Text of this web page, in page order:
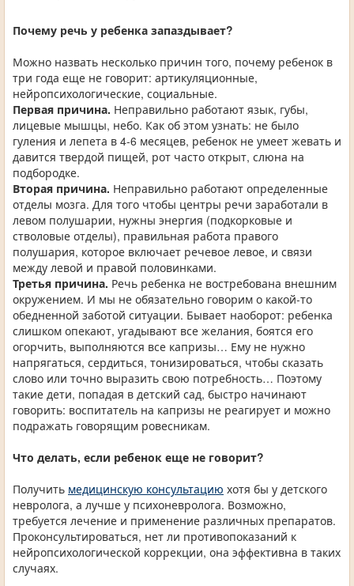
Почему речь у ребенка запаздывает?
Можно назвать несколько причин того, почему ребенок в
три года еще не говорит: артикуляционные,
нейропсихологические, социальные.
Первая причина. Неправильно работают язык, губы,
лицевые мышцы, небо. Как об этом узнать: не было
гуления и лепета в 4-6 месяцев, ребенок не умеет жевать и
давится твердой пищей, рот часто открыт, слюна на
подбородке.
Вторая причина. Неправильно работают определенные
отделы мозга. Для того чтобы центры речи заработали в
левом полушарии, нужны энергия (подкорковые и
стволовые отделы), правильная работа правого
полушария, которое включает речевое левое, и связи
между левой и правой половинками.
Третья причина. Речь ребенка не востребована внешним
окружением. И мы не обязательно говорим о какой-то
обедненной заботой ситуации. Бывает наоборот: ребенка
слишком опекают, угадывают все желания, боятся его
огорчить, выполняются все капризы… Ему не нужно
напрягаться, сердиться, тонизироваться, чтобы сказать
слово или точно выразить свою потребность… Поэтому
такие дети, попадая в детский сад, быстро начинают
говорить: воспитатель на капризы не реагирует и можно
подражать говорящим ровесникам.
Что делать, если ребенок еще не говорит?
Получить медицинскую консультацию хотя бы у детского
невролога, а лучше у психоневролога. Возможно,
требуется лечение и применение различных препаратов.
Проконсультироваться, нет ли противопоказаний к
нейропсихологической коррекции, она эффективна в таких
случаях.